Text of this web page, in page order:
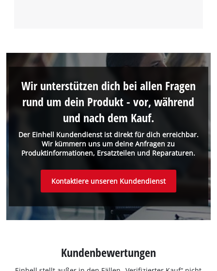
Der Einhell Kundendienst ist direkt für dich erreichbar.
Wir kümmern uns um deine Anfragen zu
Produktinformationen, Ersatzteilen und Reparaturen.
Wir unterstützen dich bei allen Fragen
rund um dein Produkt - vor, während
und nach dem Kauf.
Kontaktiere unseren Kundendienst
Kundenbewertungen